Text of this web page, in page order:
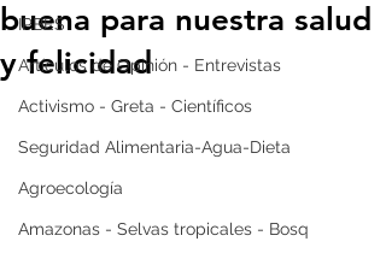
IPBES
Artículos de Opinión - Entrevistas
Activismo - Greta - Científicos
Seguridad Alimentaria-Agua-Dieta
Agroecología
Amazonas - Selvas tropicales - Bosq
buena para nuestra salud
y felicidad